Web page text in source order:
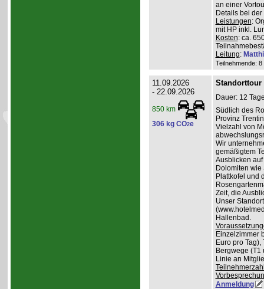
an einer
Details bei
Leistungen:
mit HP inkl.
Kosten: ca.
Leitung:
Teilnehmende:
11.09.2026
- 22.09.2026
850 km
306 kg CO2e
Standorttour
Dauer: 12
Südlich des
Provinz
Vielzahl von
Wir
gemäßigtem
Ausblicken
Dolomiten wie
Plattkofel und
Zeit, die
Unser
Hallenbad.
Einzelzimmer
Euro pro
Bergwege (T1
Linie an
Anmeldung